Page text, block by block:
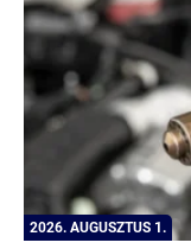
2026. AUGUSZTUS 1.